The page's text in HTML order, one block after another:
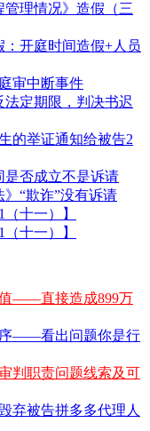
管理情况》造假（三
：开庭时间造假+人员
审中断事件
法定期限，判决书迟
的举证通知给被告2
是否成立不是诉请
“欺诈”没有诉请
十一）】
十一）】
——直接造成899万
——看出问题你是行
判职责问题线索及可
弃被告拼多多代理人